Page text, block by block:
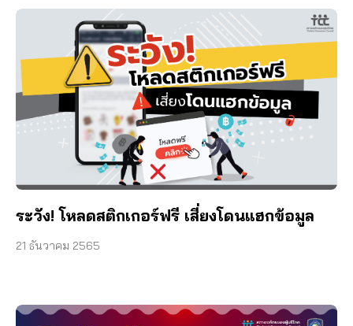
ระวัง! โหลดสติกเกอร์ฟรี เสี่ยงโดนแฮกข้อมูล
21 ธันวาคม 2565